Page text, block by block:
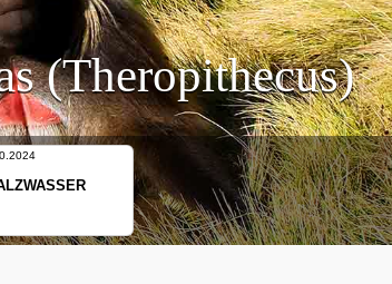
(Theropithecus)
|10.10.2024
UND IHRER